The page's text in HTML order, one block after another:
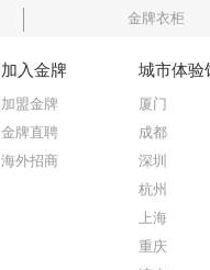
金牌衣柜
加入金牌
加盟金牌
金牌直聘
海外招商
城市体验
厦门
成都
深圳
杭州
上海
重庆